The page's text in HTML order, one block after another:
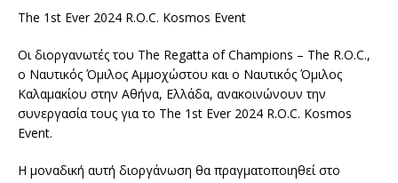
The 1st Ever 2024 R.O.C. Kosmos Event
Οι διοργανωτές του The Regatta of Champions – The R.O.C.,
ο Ναυτικός Όμιλος Αμμοχώστου και ο Ναυτικός Όμιλος
Καλαμακίου στην Αθήνα, Ελλάδα, ανακοινώνουν την
συνεργασία τους για το The 1st Ever 2024 R.O.C. Kosmos
Event.
Η μοναδική αυτή διοργάνωση θα πραγματοποιηθεί στο